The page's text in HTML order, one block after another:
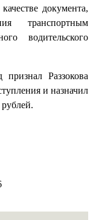
документа,
транспортным
водительского
Раззокова
и назначил